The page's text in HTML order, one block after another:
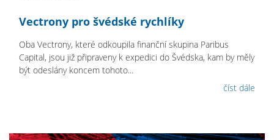
Vectrony pro švédské rychlíky
Oba Vectrony, které odkoupila finanční skupina Paribus
Capital, jsou již připraveny k expedici do Švédska, kam by měly
být odeslány koncem tohoto...
číst dále